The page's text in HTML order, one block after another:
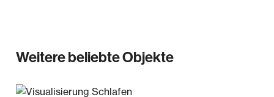
Weitere beliebte Objekte